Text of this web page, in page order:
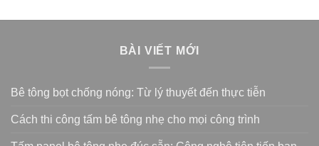
BÀI VIẾT MỚI
Bê tông bọt chống nóng: Từ lý thuyết đến thực tiễn
Cách thi công tấm bê tông nhẹ cho mọi công trình